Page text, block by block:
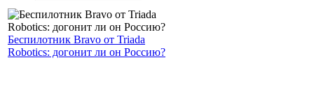
Беспилотник Bravo от Triada
Robotics: догонит ли он Россию?